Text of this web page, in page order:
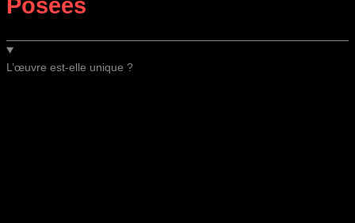
L’œuvre est-elle unique ?